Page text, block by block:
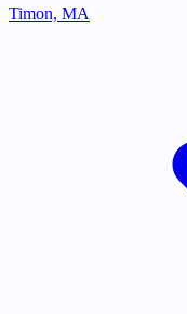
Timon, MA